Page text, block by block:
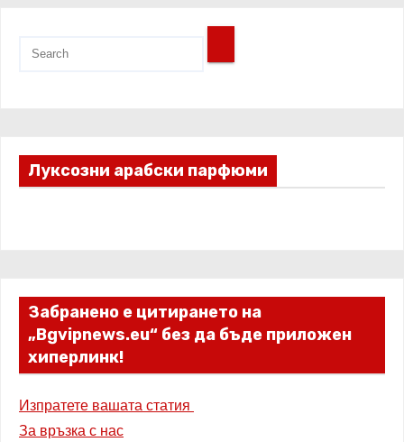
Луксозни арабски парфюми
Забранено е цитирането на
„Bgvipnews.eu“ без да бъде приложен
хиперлинк!
Изпратете вашата статия
За връзка с нас